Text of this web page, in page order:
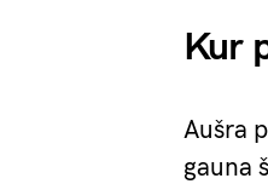
Kur
Aušra
gauna